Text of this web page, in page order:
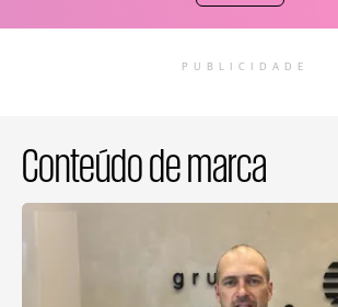
PUBLICIDADE
Conteúdo de marca